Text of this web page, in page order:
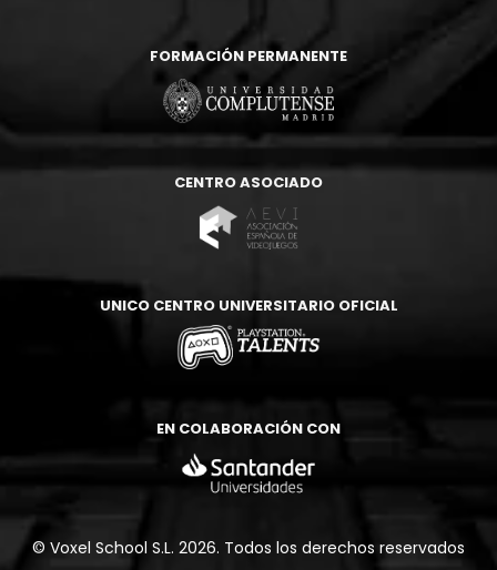
FORMACIÓN PERMANENTE
CENTRO ASOCIADO
UNICO CENTRO UNIVERSITARIO OFICIAL
EN COLABORACIÓN CON
© Voxel School S.L. 2026. Todos los derechos reservados